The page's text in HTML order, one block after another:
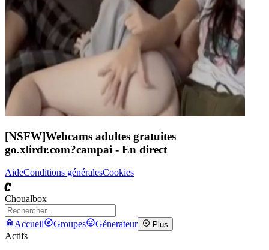
[NSFW]Webcams adultes gratuites
go.xlirdr.com?campai - En direct
AideConditions généralesCookies
C
Choualbox
Accueil Groupes Génerateur Plus
Actifs